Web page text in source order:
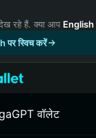
रहे हैं. क्या आप English
पर स्विच करें
वॉलेट